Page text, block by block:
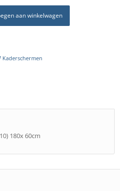
aan winkelwagen
Kaderschermen
180x 60cm